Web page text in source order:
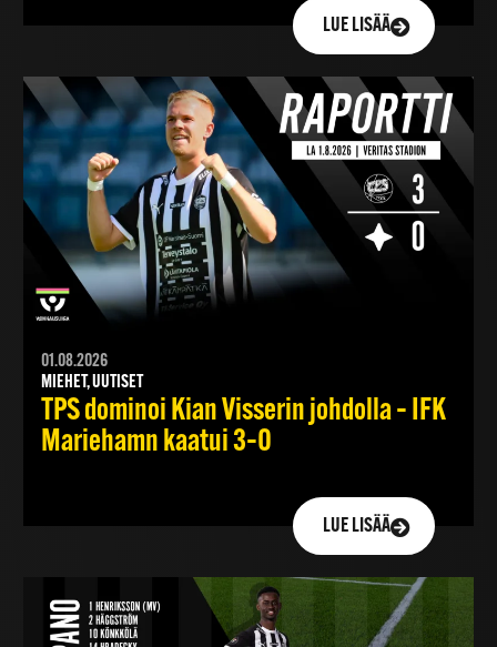
LUE LISÄÄ
01.08.2026
MIEHET, UUTISET
TPS dominoi Kian Visserin johdolla – IFK
Mariehamn kaatui 3–0
LUE LISÄÄ